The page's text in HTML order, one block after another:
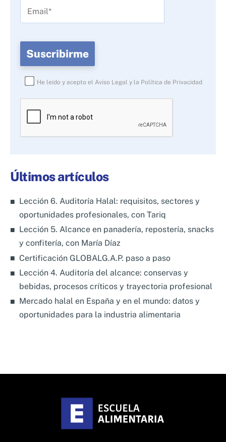
He leído y acepto el Aviso Legal y la Política de Privacidad
favor,
deja
vacío.
Últimos artículos
Lección 6. Auditoría Halal: requisitos, sectores y
oportunidades profesionales, con Tariq
Lección 5. Alcance en panadería, repostería, snacks
y confitería, con María Díaz
Certificación GLOBALG.A.P. paso a paso
Lección 4. Auditoría del alcance: conservas y
bebidas, procesos críticos y trayectoria profesional
Mercado halal en España y en el mundo: datos y
oportunidades para la industria alimentaria